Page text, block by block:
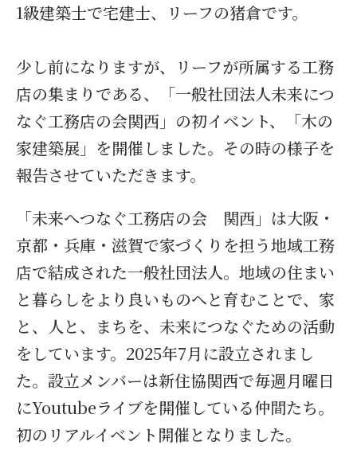
1級建築士で宅建士、リーフの猪倉です。
少し前になりますが、リーフが所属する工務
店の集まりである、「一般社団法人未来につ
なぐ工務店の会関西」の初イベント、「木の
家建築展」を開催しました。その時の様子を
報告させていただきます。
「未来へつなぐ工務店の会 関西」は大阪・
京都・兵庫・滋賀で家づくりを担う地域工務
店で結成された一般社団法人。地域の住まい
と暮らしをより良いものへと育むことで、家
と、人と、まちを、未来につなぐための活動
をしています。2025年7月に設立されまし
た。設立メンバーは新住協関西で毎週月曜日
にYoutubeライブを開催している仲間たち。
初のリアルイベント開催となりました。